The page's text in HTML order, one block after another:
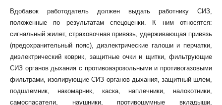
Вдобавок работодатель должен выдать работнику СИЗ,
положенные по результатам спецоценки. К ним относятся:
сигнальный жилет, страховочная привязь, удерживающая привязь
(предохранительный пояс), диэлектрические галоши и перчатки,
диэлектрический коврик, защитные очки и щитки, фильтрующие
СИЗ органов дыхания с противоаэрозольными и противогазовыми
фильтрами, изолирующие СИЗ органов дыхания, защитный шлем,
подшлемник, накомарник, каска, наплечники, налокотники,
самоспасатели, наушники, противошумные вкладыши,